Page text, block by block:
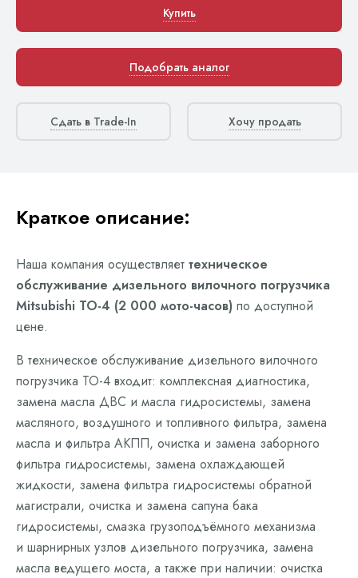
Купить
Подобрать аналог
Сдать в Trade-In Хочу продать
Краткое описание:
Наша компания осуществляет техническое
обслуживание дизельного вилочного погрузчика
Mitsubishi ТО-4 (2 000 мото-часов) по доступной
цене.
В техническое обслуживание дизельного вилочного
погрузчика ТО-4 входит: комплексная диагностика,
замена масла ДВС и масла гидросистемы, замена
масляного, воздушного и топливного фильтра, замена
масла и фильтра АКПП, очистка и замена заборного
фильтра гидросистемы, замена охлаждающей
жидкости, замена фильтра гидросистемы обратной
магистрали, очистка и замена сапуна бака
гидросистемы, смазка грузоподъёмного механизма
и шарнирных узлов дизельного погрузчика, замена
масла ведущего моста, а также при наличии: очистка